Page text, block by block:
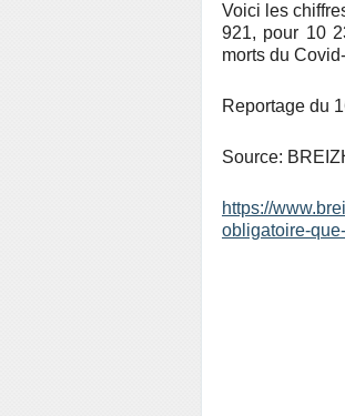
Voici les
921, pour 10
morts du
Reportage du
Source:
https://
obligatoire-